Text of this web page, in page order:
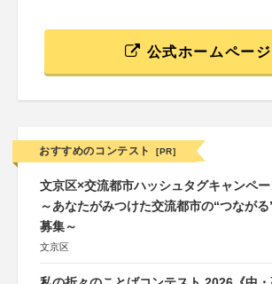
公式ホームページ
おすすめのコンテスト [PR]
文京区×交流都市ハッシュタグキャンペ
～あなたがみつけた交流都市の“つながる
募集～
文京区